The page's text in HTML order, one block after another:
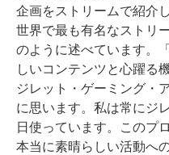
企画をストリームで紹介
世界で最も有名なストリ
のように述べています。
しいコンテンツと心躍る
ジレット・ゲーミング・
に思います。私は常にジ
日使っています。このプ
本当に素晴らしい活動へ